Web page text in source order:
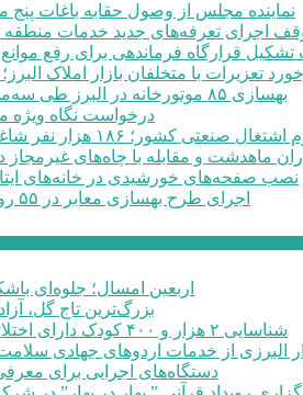
نماینده مجلس از وصول حقابه باغات پنج
اجرای تعرفه‌های جدید خدمات منطقه
قرارگاه فرماندهی برای رفع
تعزیرات با متخلفان بازار املاک البرز؛ ۱۱ واحد پلمب شد
بهسازی ۸۵ موتورخانه در البرز طی سه‌ماهه نخست امسال
درخواست نگاه ویژه
کشور؛ ۱۸۶ هزار نفر شاغل در بخش صنعت
ماهدشت و مقابله با چاه‌های
نصب صفحه‌های خورشیدی در خانه‌های
اجرای طرح بهسازی معابر در ۵۵ روستای استان البرز
اربعین امسال؛ جلوه‌ای
بزرگ‌ترین تاج گل،
شناسایی ۲ هزار و ۴۰۰ کودک دارای اختلالات بینایی در البرز
البرزی از خدمات اردوهای جهادی
دستگاه‌های اجرایی برای